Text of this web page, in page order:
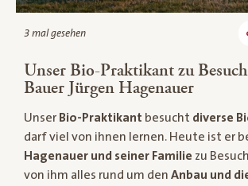
3 mal gesehen
Unser Bio-Praktikant zu
Bauer Jürgen Hagenauer
Unser Bio-Praktikant besucht diverse
darf viel von ihnen lernen. Heute ist er
Hagenauer und seiner Familie zu
von ihm alles rund um denAnbau und